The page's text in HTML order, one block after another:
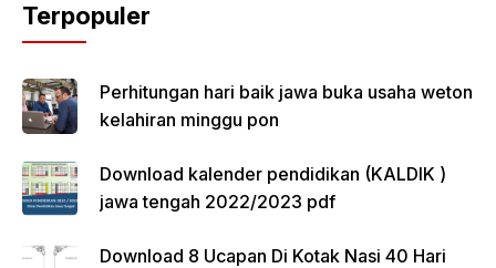
Terpopuler
Perhitungan hari baik jawa buka usaha weton
kelahiran minggu pon
Download kalender pendidikan (KALDIK )
jawa tengah 2022/2023 pdf
Download 8 Ucapan Di Kotak Nasi 40 Hari